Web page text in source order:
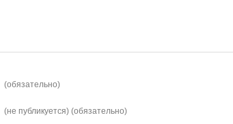
(обязательно)
(не публикуется) (обязательно)